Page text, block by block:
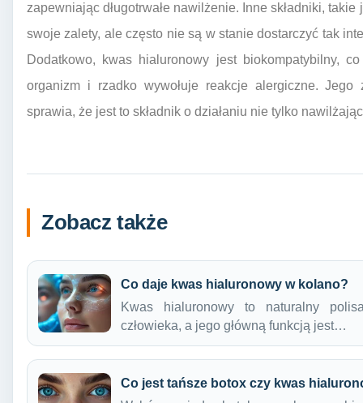
zapewniając długotrwałe nawilżenie. Inne składniki,
swoje zalety, ale często nie są w stanie dostarczyć tak
Dodatkowo, kwas hialuronowy jest biokompatybilny,
organizm i rzadko wywołuje reakcje alergiczne.
sprawia, że jest to składnik o działaniu nie tylko
Zobacz także
Co daje kwas hialuronowy w kolano?
Kwas hialuronowy to naturalny
człowieka, a jego główną funkcją jest…
Co jest tańsze botox czy kwas